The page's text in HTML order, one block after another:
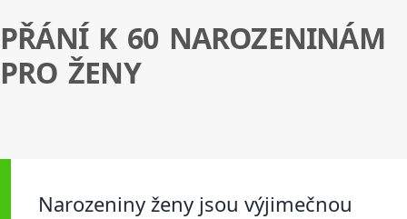
PŘÁNÍ K 60 NAROZENINÁM
PRO ŽENY
Narozeniny ženy jsou výjimečnou